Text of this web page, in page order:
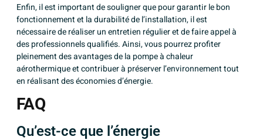
Enfin, il est important de souligner que pour garantir le bon
fonctionnement et la durabilité de l’installation, il est
nécessaire de réaliser un entretien régulier et de faire appel à
des professionnels qualifiés. Ainsi, vous pourrez profiter
pleinement des avantages de la pompe à chaleur
aérothermique et contribuer à préserver l’environnement tout
en réalisant des économies d’énergie.
FAQ
Qu’est-ce que l’énergie